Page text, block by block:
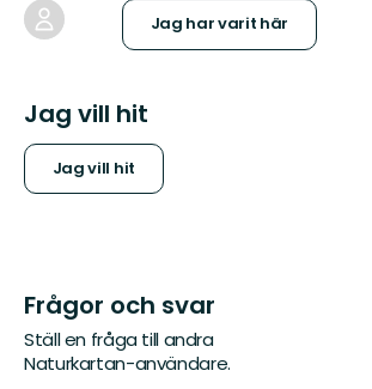
Jag har varit här
Jag vill hit
Jag vill hit
Frågor och svar
Ställ en fråga till andra
Naturkartan-användare.